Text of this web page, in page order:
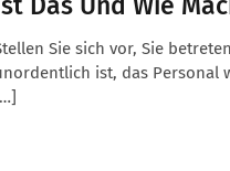
Sie sich vor, Sie
ist, das Personal